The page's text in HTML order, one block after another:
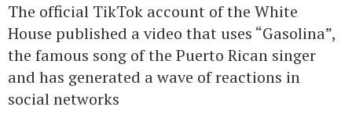
The official TikTok account of the White
House published a video that uses “Gasolina”,
the famous song of the Puerto Rican singer
and has generated a wave of reactions in
social networks